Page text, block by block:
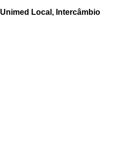
Unimed Local, Intercâmbio